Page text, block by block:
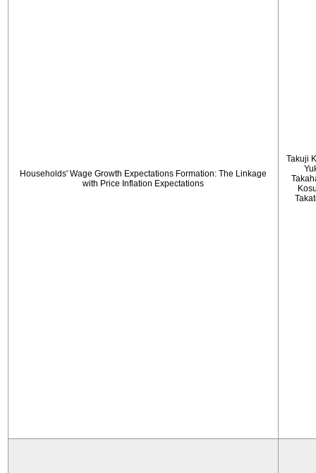
Households' Wage Growth Expectations Formation: The Linkage
with Price Inflation Expectations
Takuji